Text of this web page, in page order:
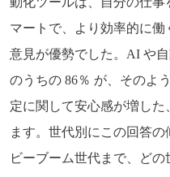
マートで、より効率的に働
意見が優勢でした。AI や
のうちの 86％ が、そのよ
定に関して安心感が増し
ます。世代別にこの回答
ビーブーム世代まで、ど